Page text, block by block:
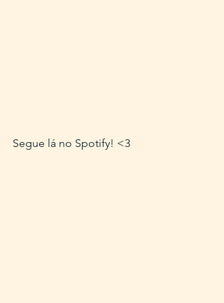
Segue lá no Spotify! <3